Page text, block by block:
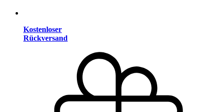
Kostenloser
Rückversand